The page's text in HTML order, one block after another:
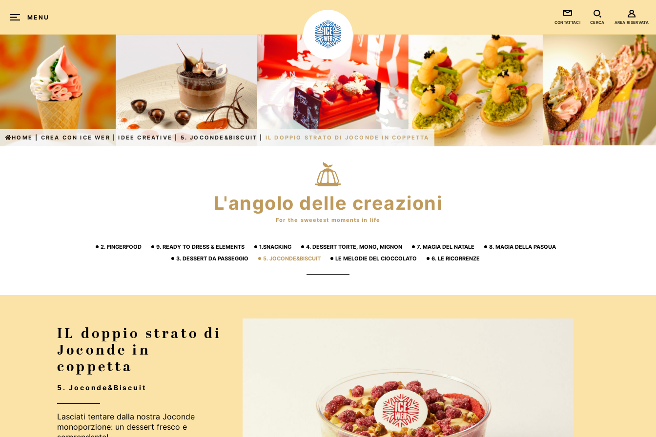
MENU
CONTATTACI CERCA AREA RISERVATA
HOME| CREA CON ICE WER |IDEE CREATIVE| 5. JOCONDE&BISCUIT IL DOPPIO STRATO DI JOCONDE IN COPPETTA
L'angolo delle creazioni
For the sweetest moments in life
2. FINGERFOOD 9. READY TO DRESS & ELEMENTS 1.SNACKING 4. DESSERT TORTE, MONO, MIGNON 7. MAGIA DEL NATALE
8. MAGIA DELLA PASQUA
3. DESSERT DA PASSEGGIO
5. JOCONDE&BISCUIT LE MELODIE DEL CIOCCOLATO 6. LE RICORRENZE
IL doppio strato di
Joconde in
coppetta
5. Joconde&Biscuit
Lasciati tentare dalla nostra Joconde
monoporzione: un dessert fresco e